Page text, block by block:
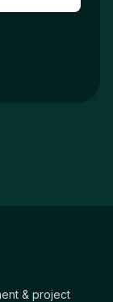
& project